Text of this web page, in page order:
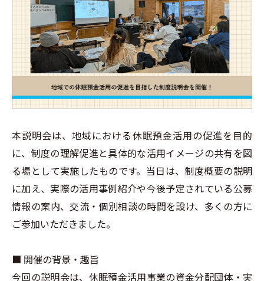
本説明会は、地域における休眠預金活用の促進を目的
に、制度の理解促進と具体的な活用イメージの共有を図
る場として実施したものです。当日は、制度概要の説明
に加え、実際の活用事例紹介や今後予定されている公募
情報の案内、交流・個別相談の時間を設け、多くの方に
ご参加いただきました。
■ 開催の背景・趣旨
今回の説明会は、休眠預金活用事業の資金分配団体・実